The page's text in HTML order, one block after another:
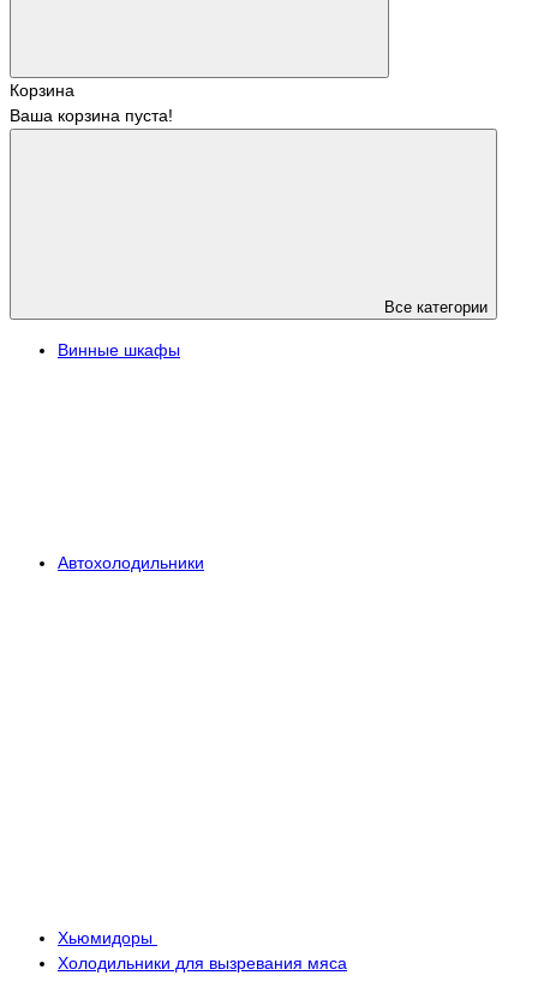
Корзина
Ваша корзина пуста!
Все категории
Винные шкафы
Автохолодильники
Хьюмидоры
Холодильники для вызревания мяса